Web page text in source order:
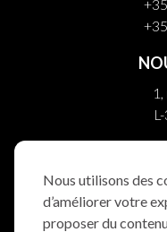
Nous utilisons des
d’améliorer votre
proposer du
L-